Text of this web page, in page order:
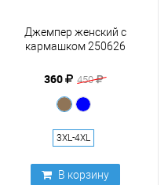
Джемпер женский с
кармашком 250626
360 450
3XL-4XL
В корзину